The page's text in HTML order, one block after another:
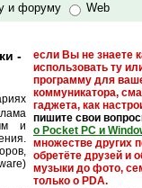
и форуму
Web
-
если Вы не знаете
использовать ту
программу для
коммуникатора,
гаджета, как
пишите свои
о Pocket PC и
множестве других
обретёте друзей и
музыки до фото,
только о PDA.
и